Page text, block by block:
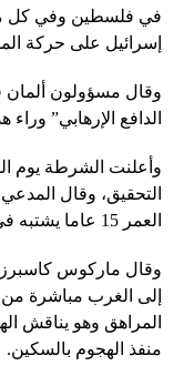
في فلسطين وفي كل
إسرائيل على حركة
وقال مسؤولون ألمان
الدافع الإرهابي” وراء
وأعلنت الشرطة يوم
التحقيق، وقال
العمر 15 عاما يشتبه في أنه فشل في الإبلاغ عن عمل إجرامي.
وقال ماركوس
إلى الغرب مباشرة من
المراهق وهو يناقش
منفذ الهجوم بالسكين.